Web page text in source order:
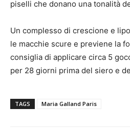
piselli che donano una tonalità
Un complesso di crescione e
le macchie scure e previene la
consiglia di applicare circa 5
per 28 giorni prima del siero e
TAGS Maria Galland Paris